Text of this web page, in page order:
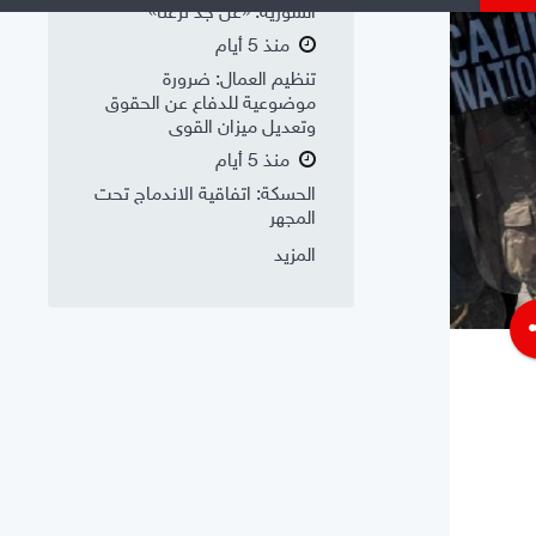
السورية: «عن جد نزعتا»
منذ 5 أيام
تنظيم العمال: ضرورة
موضوعية للدفاع عن الحقوق
وتعديل ميزان القوى
منذ 5 أيام
الحسكة: اتفاقية الاندماج تحت
المجهر
المزيد